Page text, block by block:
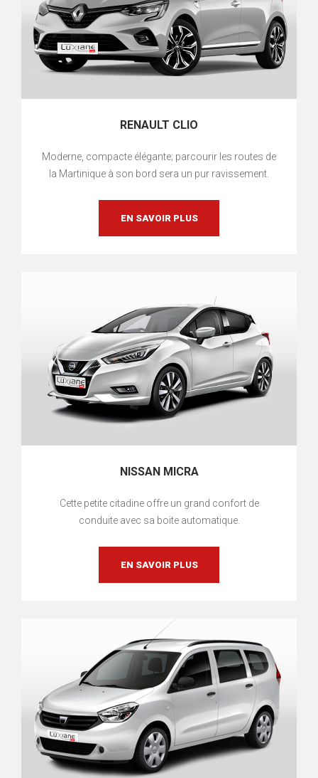
RENAULT CLIO
Moderne, compacte élégante; parcourir les routes de
la Martinique à son bord sera un pur ravissement.
EN SAVOIR PLUS
NISSAN MICRA
Cette petite citadine offre un grand confort de
conduite avec sa boite automatique.
EN SAVOIR PLUS